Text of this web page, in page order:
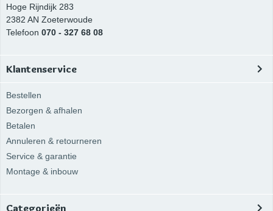
Hoge Rijndijk 283
2382 AN Zoeterwoude
Telefoon 070 - 327 68 08
Klantenservice
Bestellen
Bezorgen & afhalen
Betalen
Annuleren & retourneren
Service & garantie
Montage & inbouw
Categorieën